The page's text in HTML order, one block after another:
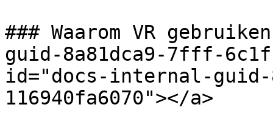
### Waarom VR
guid-8a81dca9-7fff-
id="docs-internal-
116940fa6070"></a>